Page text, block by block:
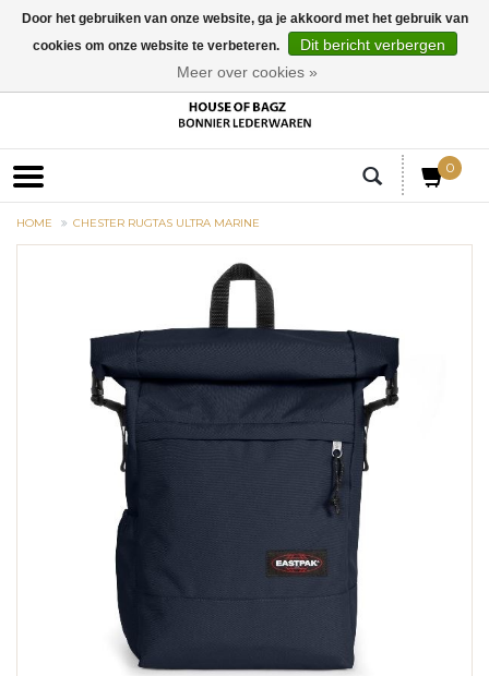
0
HOME CHESTER RUGTAS ULTRA MARINE
Door het gebruiken van onze website, ga je akkoord met het gebruik van
cookies om onze website te verbeteren.
Dit bericht verbergen
Meer over cookies »